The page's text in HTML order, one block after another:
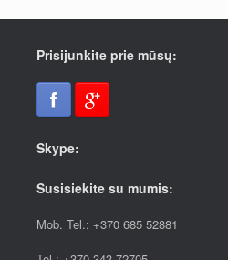
Prisijunkite prie mūsų:
Skype:
Susisiekite su mumis:
Mob. Tel.: +370 685 52881